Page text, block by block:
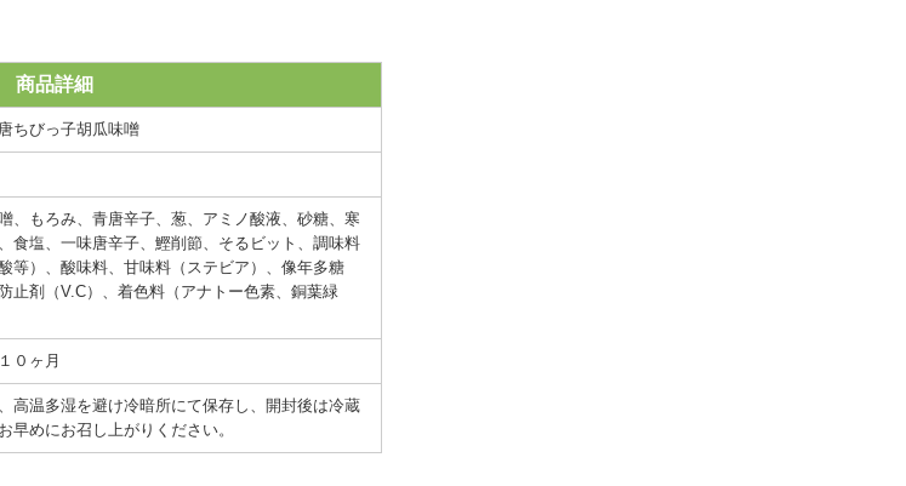
商品詳細
ちびっ子胡瓜味噌
、もろみ、青唐辛子、葱、アミノ酸液、砂糖、寒
食塩、一味唐辛子、鰹削節、そるビット、調味料
酸等）、酸味料、甘味料（ステビア）、像年多糖
止剤（V.C）、着色料（アナトー色素、銅葉緑
０ヶ月
高温多湿を避け冷暗所にて保存し、開封後は冷蔵
早めにお召し上がりください。